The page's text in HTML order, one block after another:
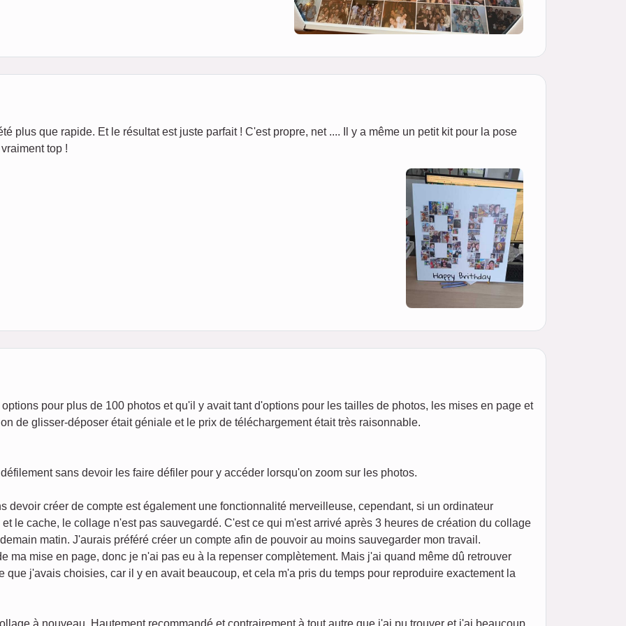
plus que rapide. Et le résultat est juste parfait ! C'est propre, net .... Il y a même un petit kit pour la pose
top !
pour plus de 100 photos et qu'il y avait tant d'options pour les tailles de photos, les mises en page et
de glisser-déposer était géniale et le prix de téléchargement était très raisonnable.
sans devoir les faire défiler pour y accéder lorsqu'on zoom sur les photos.
devoir créer de compte est également une fonctionnalité merveilleuse, cependant, si un ordinateur
le cache, le collage n'est pas sauvegardé. C'est ce qui m'est arrivé après 3 heures de création du collage
matin. J'aurais préféré créer un compte afin de pouvoir au moins sauvegarder mon travail.
ma mise en page, donc je n'ai pas eu à la repenser complètement. Mais j'ai quand même dû retrouver
que j'avais choisies, car il y en avait beaucoup, et cela m'a pris du temps pour reproduire exactement la